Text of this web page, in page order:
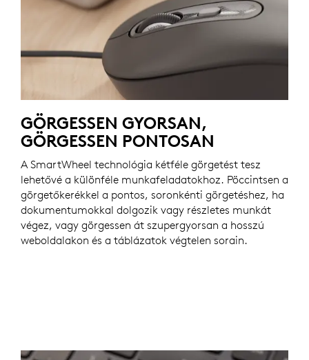
GÖRGESSEN GYORSAN,
GÖRGESSEN PONTOSAN
A SmartWheel technológia kétféle görgetést tesz
lehetővé a különféle munkafeladatokhoz. Pöccintsen a
görgetőkerékkel a pontos, soronkénti görgetéshez, ha
dokumentumokkal dolgozik vagy részletes munkát
végez, vagy görgessen át szupergyorsan a hosszú
weboldalakon és a táblázatok végtelen sorain.